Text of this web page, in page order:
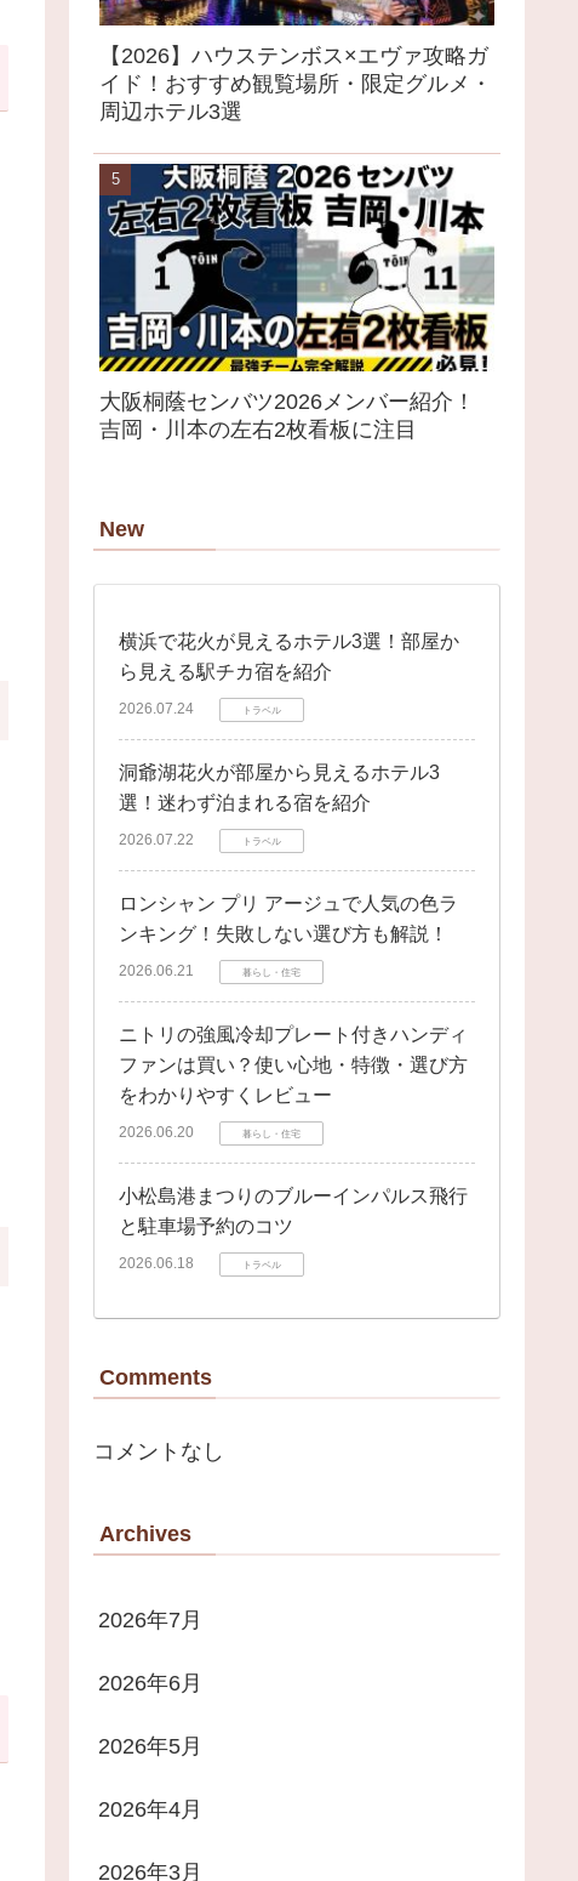
【2026】ハウステンボス×エヴァ攻略ガ
イド！おすすめ観覧場所・限定グルメ・
周辺ホテル3選
大阪桐蔭センバツ2026メンバー紹介！
吉岡・川本の左右2枚看板に注目
New
横浜で花火が見えるホテル3選！部屋か
ら見える駅チカ宿を紹介
2026.07.24 トラベル
洞爺湖花火が部屋から見えるホテル3
選！迷わず泊まれる宿を紹介
2026.07.22 トラベル
ロンシャン プリ アージュで人気の色ラ
ンキング！失敗しない選び方も解説！
2026.06.21 暮らし・住宅
ニトリの強風冷却プレート付きハンディ
ファンは買い？使い心地・特徴・選び方
をわかりやすくレビュー
2026.06.20 暮らし・住宅
小松島港まつりのブルーインパルス飛行
と駐車場予約のコツ
2026.06.18 トラベル
Comments
コメントなし
Archives
2026年7月
2026年6月
2026年5月
2026年4月
2026年3月